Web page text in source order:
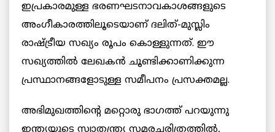
ഇപ്രകാരമുള്ള ഭരണഘടനാവകാശങ്ങളുടെ
അംഗീകാരത്തിലൂടെയാണ് ദലിത്-മുസ്ലിം
രാഷ്ട്രീയ സഖ്യം രൂപം കൊള്ളുന്നത്. ഈ
സഖ്യത്തില്‍ ലേഖകന്‍ ചൂണ്ടിക്കാണിക്കുന്ന
പ്രസ്ഥാനങ്ങളോടുള്ള സമീപനം പ്രസക്തമല്ല.
അഭിമുഖത്തിന്റെ മറ്റൊരു ഭാഗത്ത് പറയുന്നു